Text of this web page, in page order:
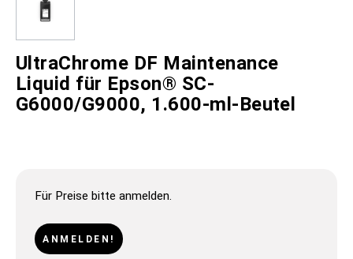
UltraChrome DF Maintenance
Liquid für Epson® SC-
G6000/G9000, 1.600-ml-Beutel
Für Preise bitte anmelden.
ANMELDEN!